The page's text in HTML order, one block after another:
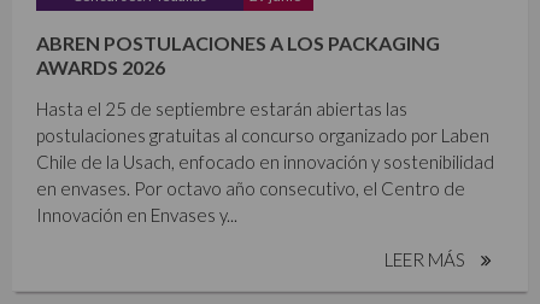
ABREN POSTULACIONES A LOS PACKAGING
AWARDS 2026
Hasta el 25 de septiembre estarán abiertas las
postulaciones gratuitas al concurso organizado por Laben
Chile de la Usach, enfocado en innovación y sostenibilidad
en envases. Por octavo año consecutivo, el Centro de
Innovación en Envases y...
LEER MÁS